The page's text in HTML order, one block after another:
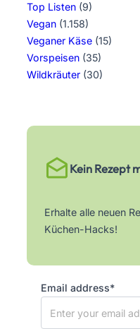
Top Listen (9)
Vegan (1.158)
Veganer Käse (15)
Vorspeisen (35)
Wildkräuter (30)
Kein Rezept
Erhalte alle neuen
Küchen-Hacks!
Email address*